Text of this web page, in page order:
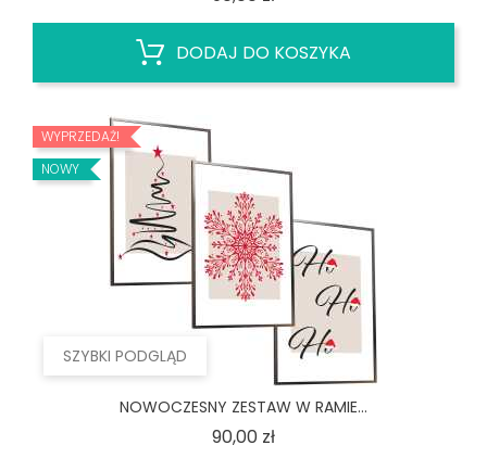
DODAJ DO KOSZYKA
SZYBKI PODGLĄD
WYPRZEDAŻ!
NOWY
NOWOCZESNY ZESTAW W RAMIE...
90,00 złCena